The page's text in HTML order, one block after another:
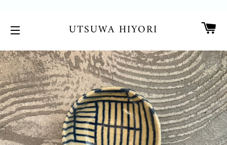
UTSUWA HIYORI